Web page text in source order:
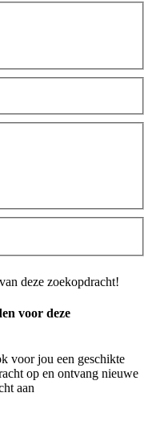
deze zoekopdracht!
voor deze
voor jou een geschikte
op en ontvang nieuwe
aan